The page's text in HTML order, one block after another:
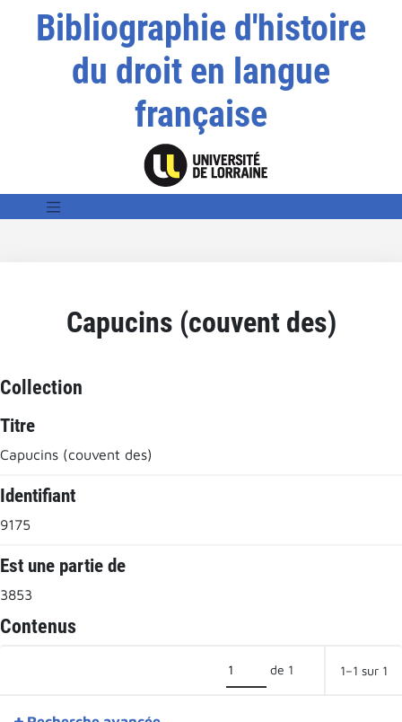
Bibliographie d'histoire
du droit en langue
française
Capucins (couvent des)
Collection
Titre
Capucins (couvent des)
Identifiant
9175
Est une partie de
3853
Contenus
de 1 1–1 sur 1